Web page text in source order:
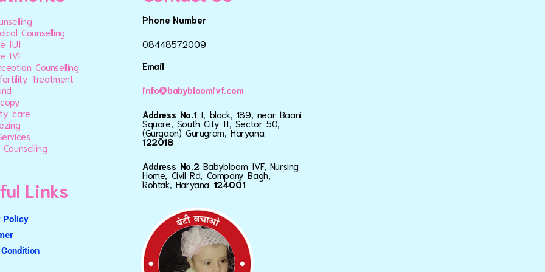
Counselling
IUI
IVF
Counselling
Treatment
care
Links
Policy
Phone Number
08448572009
Email
info@babybloomivf.com
Address No.1 I, block, 189, near Baani
Square, South City II, Sector 50,
(Gurgaon) Gurugram, Haryana
122018
Address No.2 Babybloom IVF, Nursing
Home, Civil Rd, Company Bagh,
Rohtak, Haryana 124001